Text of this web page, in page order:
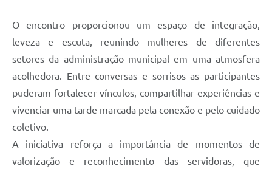
O encontro proporcionou um espaço de integração,
leveza e escuta, reunindo mulheres de diferentes
setores da administração municipal em uma atmosfera
acolhedora. Entre conversas e sorrisos as participantes
puderam fortalecer vínculos, compartilhar experiências e
vivenciar uma tarde marcada pela conexão e pelo cuidado
coletivo.
A iniciativa reforça a importância de momentos de
valorização e reconhecimento das servidoras, que